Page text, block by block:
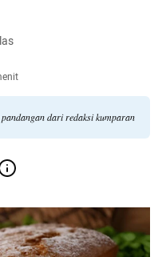
dari redaksi kumparan